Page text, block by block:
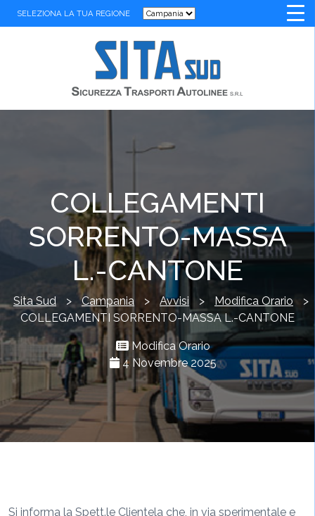
SELEZIONA LA TUA REGIONE
COLLEGAMENTI
SORRENTO-MASSA
L.-CANTONE
Sita Sud > Campania > Avvisi > Modifica Orario
>
COLLEGAMENTI SORRENTO-MASSA L.-CANTONE
Modifica Orario
4 Novembre 2025
Si informa la Spett.le Clientela che, in via sperimentale e